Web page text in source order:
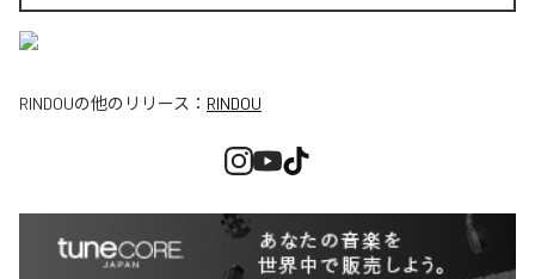
RINDOUの他のリリース： RINDOU